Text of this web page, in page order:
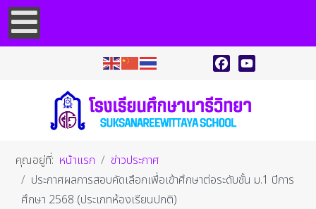
คุณอยู่ที่: หน้าแรก
ข่าวประกาศ
ประกาศผลการสอบคัดเลือกเพื่อเข้าศึกษาต่อระดับชั้น ม.1 ปีการ
ศึกษา 2568 (ประเภทห้องเรียนปกติ)